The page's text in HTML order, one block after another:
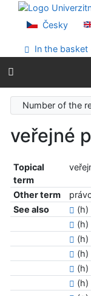
Go to content
Go to menu
Accessibility
Česky
In the basket
Number of the
veřejné
Topical
term
Other term
See also
(h)
(h)
(h)
(h)
(h)
(h)